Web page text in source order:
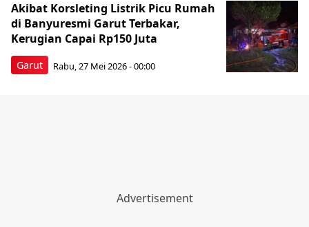
Garut
Akibat Korsleting Listrik Picu Rumah
di Banyuresmi Garut Terbakar,
Kerugian Capai Rp150 Juta
Rabu, 27 Mei 2026 - 00:00